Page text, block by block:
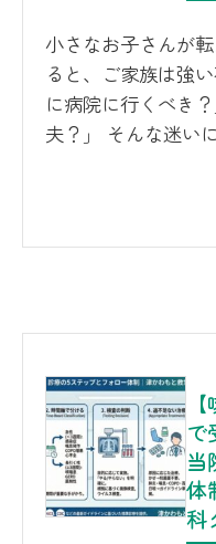
小さなお子さんが
ると、ご家族は強
に病院に行くべき
夫？」 そんな迷い
で
当
体
科